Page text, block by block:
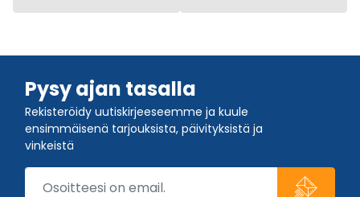
Pysy ajan tasalla
Rekisteröidy uutiskirjeeseemme ja kuule
ensimmäisenä tarjouksista, päivityksistä ja
vinkeistä